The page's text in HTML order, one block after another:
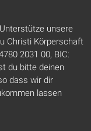
unsere
Christi Körperschaft
2031 00, BIC:
du bitte deinen
dass wir dir
lassen